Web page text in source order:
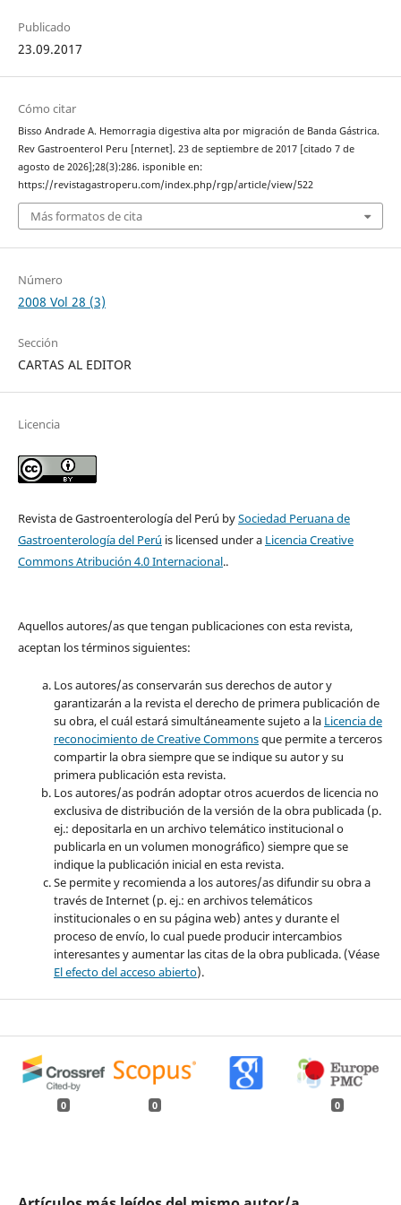
Publicado
23.09.2017
Cómo citar
Bisso Andrade A. Hemorragia digestiva alta por migración de Banda Gástrica.
Rev Gastroenterol Peru [nternet]. 23 de septiembre de 2017 [citado 7 de
agosto de 2026];28(3):286. isponible en:
https://revistagastroperu.com/index.php/rgp/article/view/522
Más formatos de cita
Número
2008 Vol 28 (3)
Sección
CARTAS AL EDITOR
Licencia
Revista de Gastroenterología del Perú bySociedad Peruana de
Gastroenterología del Perú is licensed under a Licencia Creative
Commons Atribución 4.0 Internacional..
Aquellos autores/as que tengan publicaciones con esta revista,
aceptan los términos siguientes:
Los autores/as conservarán sus derechos de autor y
garantizarán a la revista el derecho de primera publicación de
su obra, el cuál estará simultáneamente sujeto a la Licencia de
reconocimiento de Creative Commonsque permite a terceros
compartir la obra siempre que se indique su autor y su
primera publicación esta revista.
Los autores/as podrán adoptar otros acuerdos de licencia no
exclusiva de distribución de la versión de la obra publicada (p.
ej.: depositarla en un archivo telemático institucional o
publicarla en un volumen monográfico) siempre que se
indique la publicación inicial en esta revista.
Se permite y recomienda a los autores/as difundir su obra a
través de Internet (p. ej.: en archivos telemáticos
institucionales o en su página web) antes y durante el
proceso de envío, lo cual puede producir intercambios
interesantes y aumentar las citas de la obra publicada. (Véase
El efecto del acceso abierto).
0 0 0